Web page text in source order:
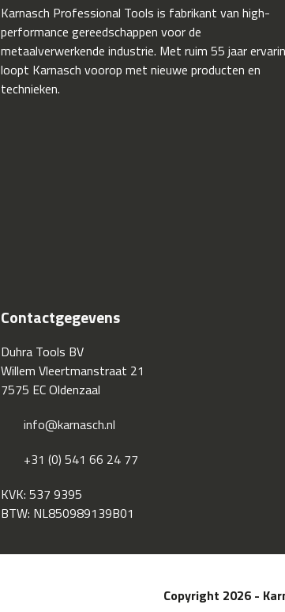
Karnasch Professional Tools is fabrikant van high-
performance gereedschappen voor de
metaalverwerkende industrie. Met ruim 55 jaar
loopt Karnasch voorop met nieuwe producten en
technieken.
Contactgegevens
Duhra Tools BV
Willem Vleertmanstraat 21
7575 EC Oldenzaal
info@karnasch.nl
+31 (0) 541 66 24 77
KVK: 537 9395
BTW: NL850989139B01
Copyright 2026 -